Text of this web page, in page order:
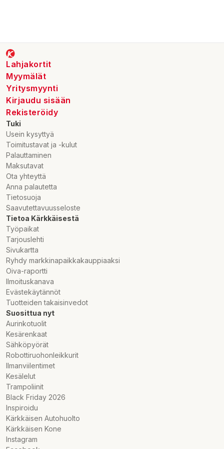
Lahjakortit
Myymälät
Yritysmyynti
Kirjaudu sisään
Rekisteröidy
Tuki
Usein kysyttyä
Toimitustavat ja -kulut
Palauttaminen
Maksutavat
Ota yhteyttä
Anna palautetta
Tietosuoja
Saavutettavuusseloste
Tietoa Kärkkäisestä
Työpaikat
Tarjouslehti
Sivukartta
Ryhdy markkinapaikkakauppiaaksi
Oiva-raportti
Ilmoituskanava
Evästekäytännöt
Tuotteiden takaisinvedot
Suosittua nyt
Aurinkotuolit
Kesärenkaat
Sähköpyörät
Robottiruohonleikkurit
Ilmanviilentimet
Kesälelut
Trampoliinit
Black Friday 2026
Inspiroidu
Kärkkäisen Autohuolto
Kärkkäisen Kone
Instagram